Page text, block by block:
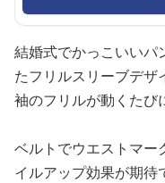
結婚式でかっこいいパ
たフリルスリーブデザ
袖のフリルが動くたび
ベルトでウエストマー
イルアップ効果が期待